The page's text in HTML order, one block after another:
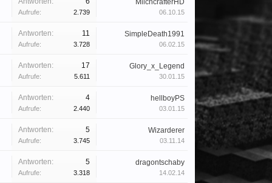
Aufrufe: 2.739
MilchcrafterHD
06.10.15
Antworten: 11
Aufrufe: 3.728
SimpleDeath1991
06.02.15
Antworten: 17
Aufrufe: 5.611
Glory_x_Legend
30.01.15
Antworten: 4
Aufrufe: 2.440
hellboyPS
03.01.15
Antworten: 5
Aufrufe: 3.745
Wizarderer
03.11.14
Antworten: 5
Aufrufe: 3.318
dragontschaby
14.02.14